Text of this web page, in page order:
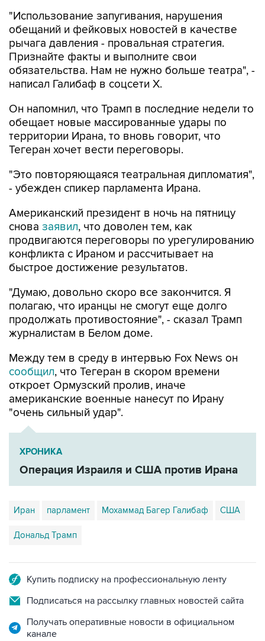
"Использование запугивания, нарушения
обещаний и фейковых новостей в качестве
рычага давления - провальная стратегия.
Признайте факты и выполните свои
обязательства. Нам не нужно больше театра", -
написал Галибаф в соцсети X.
Он напомнил, что Трамп в последние недели то
обещает новые массированные удары по
территории Ирана, то вновь говорит, что
Тегеран хочет вести переговоры.
"Это повторяющаяся театральная дипломатия",
- убежден спикер парламента Ирана.
Американский президент в ночь на пятницу
снова заявил, что доволен тем, как
продвигаются переговоры по урегулированию
конфликта с Ираном и рассчитывает на
быстрое достижение результатов.
"Думаю, довольно скоро все закончится. Я
полагаю, что иранцы не смогут еще долго
продолжать противостояние", - сказал Трамп
журналистам в Белом доме.
Между тем в среду в интервью Fox News он
сообщил, что Тегеран в скором времени
откроет Ормузский пролив, иначе
американские военные нанесут по Ирану
"очень сильный удар".
ХРОНИКА
Операция Израиля и США против Ирана
Иран парламент Мохаммад Багер Галибаф США
Дональд Трамп
Купить подписку на профессиональную ленту
Подписаться на рассылку главных новостей сайта
Получать оперативные новости в официальном
канале